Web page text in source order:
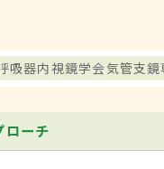
吸器内視鏡学会気管支
ローチ